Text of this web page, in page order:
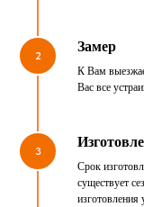
2 Замер
К Вам
Вас все
3
Срок
существует
изготовления